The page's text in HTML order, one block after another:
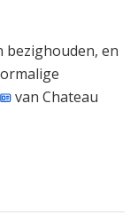
bezighouden, en
van Chateau